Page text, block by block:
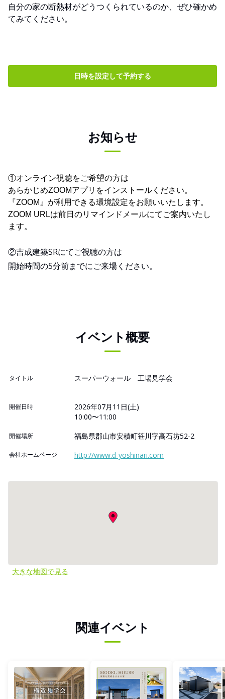
自分の家の断熱材がどうつくられているのか、ぜひ確かめ
てみてください。
日時を設定して予約する
お知らせ
①オンライン視聴をご希望の方は
あらかじめZOOMアプリをインストールください。
『ZOOM』が利用できる環境設定をお願いいたします。
ZOOM URLは前日のリマインドメールにてご案内いたし
ます。
②吉成建築SRにてご視聴の方は
開始時間の5分前までにご来場ください。
イベント概要
タイトル スーパーウォール 工場見学会
開催日時
2026年07月11日(土)
10:00〜11:00
開催場所 福島県郡山市安積町笹川字高石坊52-2
会社ホームページ http://www.d-yoshinari.com
大きな地図で見る
関連イベント